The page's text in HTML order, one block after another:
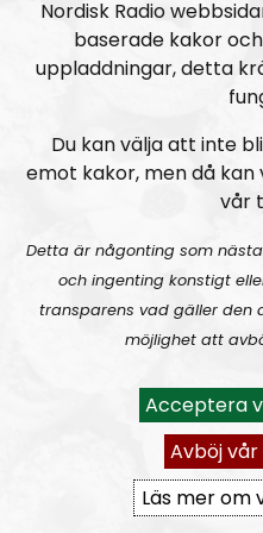
Nordic FrontierochHey
Producent är Nordisk
Radio Nordfront gillar
Därför bjuder vi titt som
alltifrån sympatiskt
meningsmotståndare.
Epost:
Prenumerera på Radio
https://
rss&show=radio-
Nordisk Radio
baserade kakor
uppladdningar, detta
Du kan välja att inte
emot kakor, men då
vår
Detta är någonting som
och ingenting konstigt
transparens vad gäller den
möjlighet att
Acceptera
Avböj
Läs mer om